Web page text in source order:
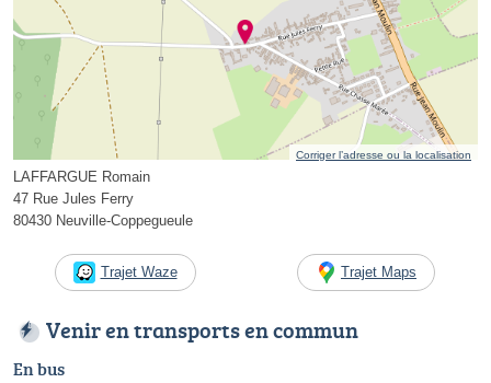
Corriger l’adresse ou la localisation
LAFFARGUE Romain
47 Rue Jules Ferry
80430 Neuville-Coppegueule
Trajet Waze Trajet Maps
Venir en transports en commun
En bus